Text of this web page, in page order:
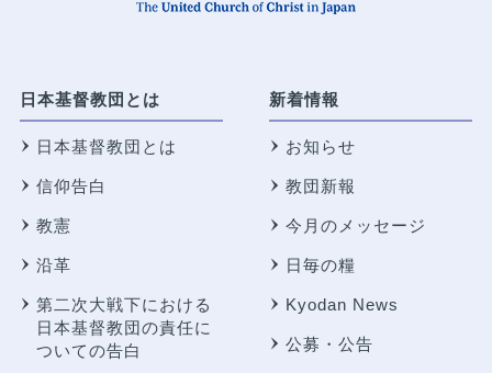
日本基督教団とは
日本基督教団とは
信仰告白
教憲
沿革
第二次大戦下における
日本基督教団の責任に
ついての告白
新着情報
お知らせ
教団新報
今月のメッセージ
日毎の糧
Kyodan News
公募・公告